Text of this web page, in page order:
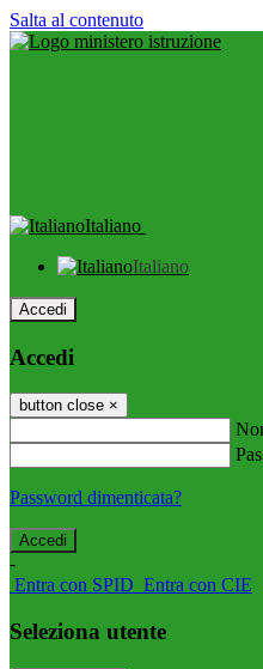
Salta al contenuto
Italiano
Italiano
Accedi
Accedi
button close ×
Password dimenticata?
-
Entra con SPID Entra con CIE
Seleziona utente